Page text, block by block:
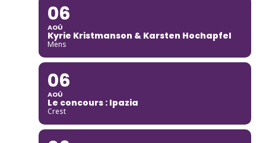
06
AOÛ
Kyrie Kristmanson & Karsten Hochapfel
Mens
06
AOÛ
Le concours : Ipazia
Crest